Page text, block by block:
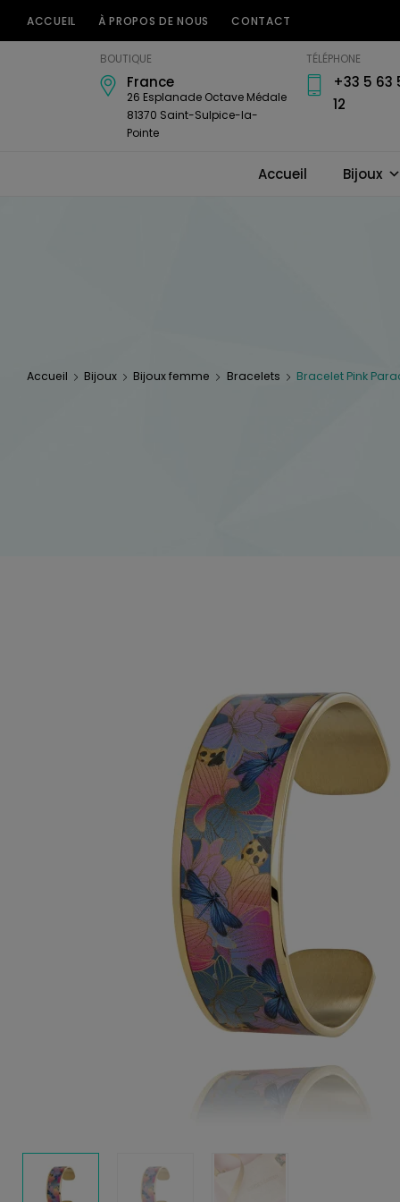
ACCUEIL À PROPOS DE NOUS CONTACT
BOUTIQUE
France
26 Esplanade Octave Médale
81370 Saint-Sulpice-la-
Pointe
TÉLÉPHONE
+33 5 63
12
Accueil Bijoux
Accueil Bijoux Bijoux femme Bracelets Bracelet Pink